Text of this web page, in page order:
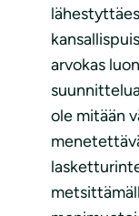
arvokas
ole mitään